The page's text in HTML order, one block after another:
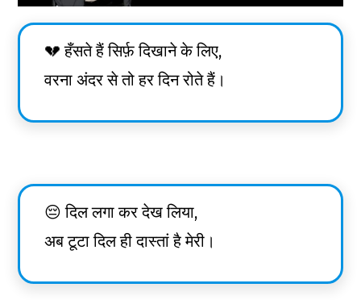
💔 हँसते हैं सिर्फ़ दिखाने के लिए,
वरना अंदर से तो हर दिन रोते हैं।
😔 दिल लगा कर देख लिया,
अब टूटा दिल ही दास्तां है मेरी।